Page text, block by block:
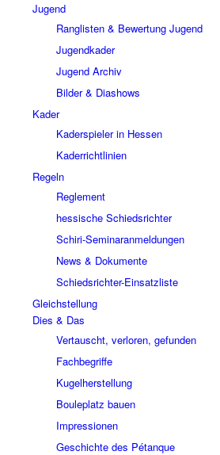
Jugend
Ranglisten & Bewertung Jugend
Jugendkader
Jugend Archiv
Bilder & Diashows
Kader
Kaderspieler in Hessen
Kaderrichtlinien
Regeln
Reglement
hessische Schiedsrichter
Schiri-Seminaranmeldungen
News & Dokumente
Schiedsrichter-Einsatzliste
Gleichstellung
Dies & Das
Vertauscht, verloren, gefunden
Fachbegriffe
Kugelherstellung
Bouleplatz bauen
Impressionen
Geschichte des Pétanque